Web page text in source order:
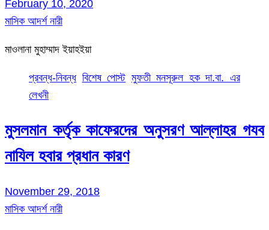
February 10, 2020
মাসিক আদর্শ নারী
মাওলানা মুহাম্মাদ ইয়াহইয়া
প্রবন্ধ-নিবন্ধ বিশেষ পোস্ট মুফতী মনসূরুল হক দা.বা. এর
লেখনী
মুসলমান কর্তৃক কাফেরদের অনুসরণ আল্লাহর গযব
নাযিল হবার প্রধান কারণ
November 29, 2018
মাসিক আদর্শ নারী